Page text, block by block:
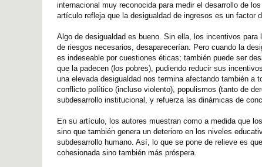
internacional muy reconocida para medir el desarrollo de
artículo refleja que la desigualdad de ingresos es un factor
Algo de desigualdad es bueno. Sin ella, los incentivos
de riesgos necesarios, desaparecerían. Pero cuando la
es indeseable por cuestiones éticas; también puede ser
que la padecen (los pobres), pudiendo reducir sus
una elevada desigualdad nos termina afectando también
conflicto político (incluso violento), populismos (tanto de
subdesarrollo institucional, y refuerza las dinámicas de
En su artículo, los autores muestran como a medida que
sino que también genera un deterioro en los niveles
subdesarrollo humano. Así, lo que se pone de relieve es
cohesionada sino también más próspera.